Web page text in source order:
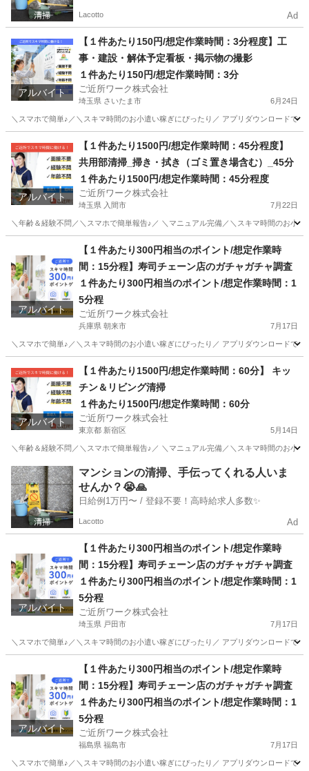
Lacotto Ad
アルバイト
【１件あたり150円/想定作業時間：3分程度】工
事・建設・解体予定看板・掲示物の撮影
１件あたり150円/想定作業時間：3分
ご近所ワーク株式会社
埼玉県 さいたま市 6月24日
＼スマホで簡単♪／＼スキマ時間のお小遣い稼ぎにぴったり／ アプリダウンロードで
さいたま市 その他
アルバイト
【１件あたり1500円/想定作業時間：45分程度】
共用部清掃_掃き・拭き（ゴミ置き場含む）_45分
１件あたり1500円/想定作業時間：45分程度
ご近所ワーク株式会社
埼玉県 入間市 7月22日
＼年齢＆経験不問／＼スマホで簡単報告♪／ ＼マニュアル完備／＼スキマ時間のお小
その他
アルバイト
【１件あたり300円相当のポイント/想定作業時
間：15分程】寿司チェーン店のガチャガチャ調査
１件あたり300円相当のポイント/想定作業時間：1
5分程
ご近所ワーク株式会社
兵庫県 朝来市 7月17日
＼スマホで簡単♪／＼スキマ時間のお小遣い稼ぎにぴったり／ アプリダウンロードで
その他 ガチャガチャ
アルバイト
【１件あたり1500円/想定作業時間：60分】 キッ
チン＆リビング清掃
１件あたり1500円/想定作業時間：60分
ご近所ワーク株式会社
東京都 新宿区 5月14日
＼年齢＆経験不問／＼スマホで簡単報告♪／ ＼マニュアル完備／＼スキマ時間のお小
東京 新宿区 その他 1件
マンションの清掃、手伝ってくれる人いま
せんか？😭🙏
日給例1万円〜 / 登録不要！高時給求人多数✨
Lacotto Ad
アルバイト
【１件あたり300円相当のポイント/想定作業時
間：15分程】寿司チェーン店のガチャガチャ調査
１件あたり300円相当のポイント/想定作業時間：1
5分程
ご近所ワーク株式会社
埼玉県 戸田市 7月17日
＼スマホで簡単♪／＼スキマ時間のお小遣い稼ぎにぴったり／ アプリダウンロードで
その他 ガチャガチャ
アルバイト
【１件あたり300円相当のポイント/想定作業時
間：15分程】寿司チェーン店のガチャガチャ調査
１件あたり300円相当のポイント/想定作業時間：1
5分程
ご近所ワーク株式会社
福島県 福島市 7月17日
＼スマホで簡単♪／＼スキマ時間のお小遣い稼ぎにぴったり／ アプリダウンロードで